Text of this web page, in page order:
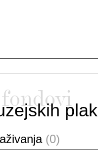
(0)